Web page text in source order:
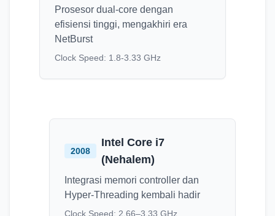
Prosesor dual-core dengan
efisiensi tinggi, mengakhiri era
NetBurst
Clock Speed: 1.8-3.33 GHz
2008
Intel Core i7
(Nehalem)
Integrasi memori controller dan
Hyper-Threading kembali hadir
Clock Speed: 2.66–3.33 GHz